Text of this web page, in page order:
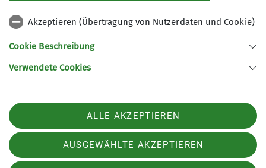
Witzenhausen ist mit dem ÖPNV (RB83) stündlich
zu erreichen.
PDF
Akzeptieren (Übertragung von Nutzerdaten und Cookie)
Cookie Beschreibung
Verwendete Cookies
ALLE AKZEPTIEREN
AUSGEWÄHLTE AKZEPTIEREN